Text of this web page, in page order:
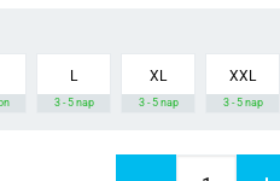
L
3 - 5 nap
XL
3 - 5 nap
XXL
3 - 5 nap